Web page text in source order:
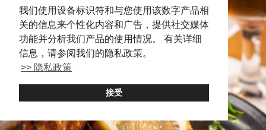
我们使用设备标识符和与您使用该数字产品相
关的信息来个性化内容和广告，提供社交媒体
功能并分析我们产品的使用情况。 有关详细
信息，请参阅我们的隐私政策。
>> 隐私政策
接受